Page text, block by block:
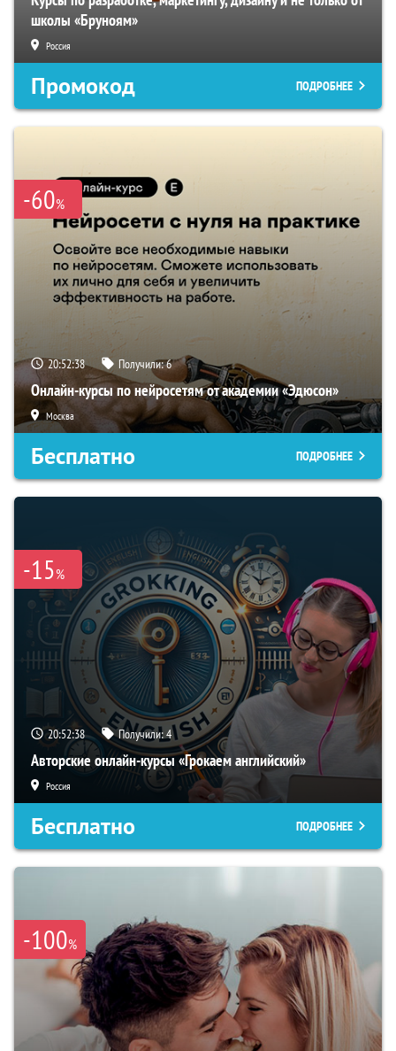
школы «Бруноям»
Россия
Промокод ПОДРОБНЕЕ
-60%
20:52:37 Получили:6
Онлайн-курсы по нейросетям от академии «Эдюсон»
Москва
Бесплатно ПОДРОБНЕЕ
-15%
20:52:37 Получили:4
Авторские онлайн-курсы «Грокаем английский»
Россия
Бесплатно ПОДРОБНЕЕ
-100%